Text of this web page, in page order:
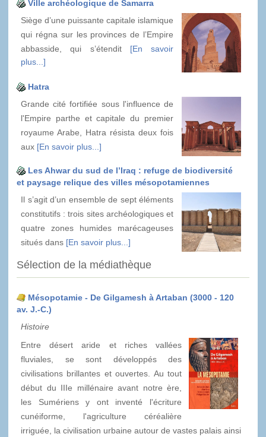
Ville archéologique de Samarra
Siège d’une puissante capitale islamique
qui régna sur les provinces de l’Empire
abbasside, qui s’étendit [En savoir
plus...]
Hatra
Grande cité fortifiée sous l'influence de
l'Empire parthe et capitale du premier
royaume Arabe, Hatra résista deux fois
aux [En savoir plus...]
Les Ahwar du sud de l’Iraq : refuge de biodiversité
et paysage relique des villes mésopotamiennes
Il s’agit d’un ensemble de sept éléments
constitutifs : trois sites archéologiques et
quatre zones humides marécageuses
situés dans [En savoir plus...]
Sélection de la médiathèque
Mésopotamie - De Gilgamesh à Artaban (3000 - 120
av. J.-C.)
Histoire
Entre désert aride et riches vallées
fluviales, se sont développés des
civilisations brillantes et ouvertes. Au tout
début du IIIe millénaire avant notre ère,
les Sumériens y ont inventé l'écriture
cunéiforme, l'agriculture céréalière
irriguée, la civilisation urbaine autour de vastes palais ainsi